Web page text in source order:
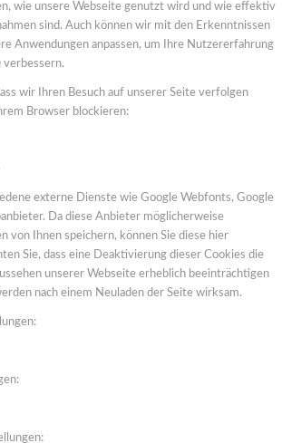
wie unsere Webseite genutzt wird und wie effektiv
sind. Auch können wir mit den Erkenntnissen
Anwendungen anpassen, um Ihre Nutzererfahrung
verbessern.
wir Ihren Besuch auf unserer Seite verfolgen
Browser blockieren:
externe Dienste wie Google Webfonts, Google
Da diese Anbieter möglicherweise
von Ihnen speichern, können Sie diese hier
Sie, dass eine Deaktivierung dieser Cookies die
unserer Webseite erheblich beeinträchtigen
nach einem Neuladen der Seite wirksam.